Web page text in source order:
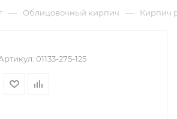
— Облицовочный кирпич — Кирпич
01133-275-125